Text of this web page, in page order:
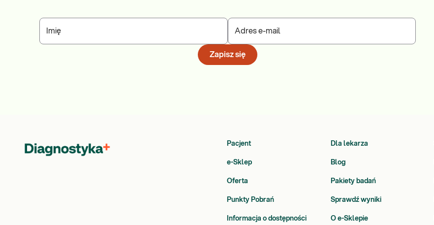
Imię Adres e-mail
Zapisz się
Pacjent Dla lekarza
e-Sklep Blog
Oferta Pakiety badań
Punkty Pobrań Sprawdź wyniki
Informacja o dostępności O e-Sklepie